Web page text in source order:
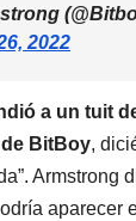
2022
a un tuit
BitBoy,
Armstrong
aparecer